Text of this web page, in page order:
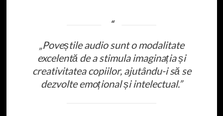
„Poveștile audio sunt o modalitate
excelentă de a stimula imaginația și
creativitatea copiilor, ajutându-i să se
dezvolte emoțional și intelectual.”